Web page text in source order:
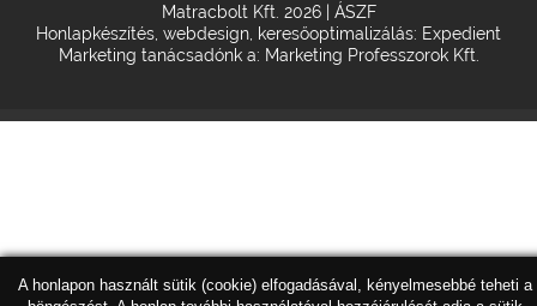
Matracbolt Kft. 2026 | ÁSZF
Honlapkészítés webdesign keresőoptimalizálás: Expedient
Marketing tanácsadónk a: Marketing Professzorok Kft.
A honlapon használt sütik (cookie) elfogadásával, kényelmesebbé teheti a